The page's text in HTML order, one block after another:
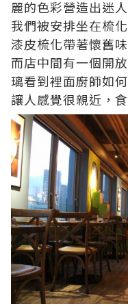
麗的色彩營造出迷
我們被安排坐在梳化
漆皮梳化帶著懷舊
而店中間有一個開
璃看到裡面廚師如
讓人感覺很親近，